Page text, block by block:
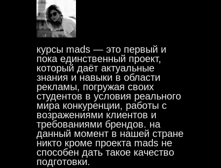
курсы mads — это первый и
пока единственный проект,
который даёт актуальные
знания и навыки в области
рекламы, погружая своих
студентов в условия реального
мира конкуренции, работы с
возражениями клиентов и
требованиями брендов. на
данный момент в нашей стране
никто кроме проекта mads не
способен дать такое качество
подготовки.